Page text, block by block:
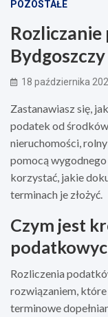
POZOSTAŁE
18 października
Zastanawiasz się,
podatek od
nieruchomości,
pomocą
korzystać, jakie
terminach je złożyć.
Czym jest
Rozliczenia
rozwiązaniem,
terminowe